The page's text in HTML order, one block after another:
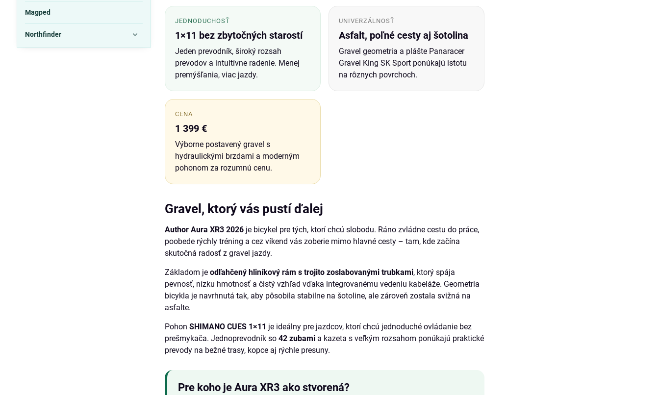
JEDNODUCHOSŤ
1×11 bez zbytočných starostí
Jeden prevodník, široký rozsah
prevodov a intuitívne radenie. Menej
premýšľania, viac jazdy.
UNIVERZÁLNOSŤ
Asfalt, poľné cesty aj šotolina
Gravel geometria a plášte Panaracer
Gravel King SK Sport ponúkajú istotu
na rôznych povrchoch.
CENA
1 399 €
Výborne postavený gravel s
hydraulickými brzdami a moderným
pohonom za rozumnú cenu.
Gravel, ktorý vás pustí ďalej
Author Aura XR3 2026 je bicykel pre tých, ktorí chcú slobodu. Ráno zvládne cestu do práce,
poobede rýchly tréning a cez víkend vás zoberie mimo hlavné cesty – tam, kde začína
skutočná radosť z gravel jazdy.
Základom jeodľahčený hliníkový rám s trojito zoslabovanými trubkami, ktorý spája
pevnosť, nízku hmotnosť a čistý vzhľad vďaka integrovanému vedeniu kabeláže. Geometria
bicykla je navrhnutá tak, aby pôsobila stabilne na šotoline, ale zároveň zostala svižná na
asfalte.
PohonSHIMANO CUES 1×11 je ideálny pre jazdcov, ktorí chcú jednoduché ovládanie bez
prešmykača. Jednoprevodník so42 zubami a kazeta s veľkým rozsahom ponúkajú praktické
prevody na bežné trasy, kopce aj rýchle presuny.
Pre koho je Aura XR3 ako stvorená?
Magped
Northfinder